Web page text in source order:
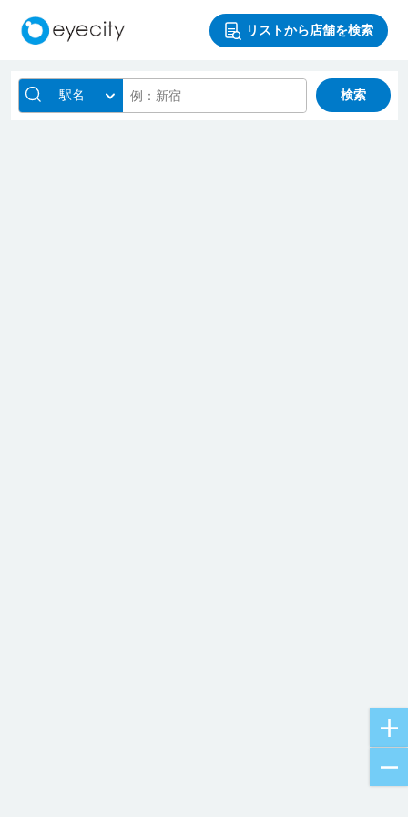
リストから店舗を検索
駅名 検索